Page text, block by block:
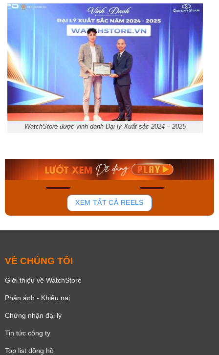
WatchStore được vinh danh Đại lý Xuất sắc 2024 – 2025
172
Mua ngay Mua ngay
XEM TẤT CẢ REELS
VỀ CHÚNG TÔI
Giới thiệu về WatchStore
Phản ánh - Khiếu nại
Chứng nhận đại lý
Tin tức công ty
Top list đồng hồ